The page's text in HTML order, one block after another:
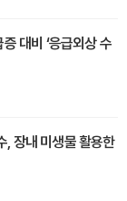
대비 ‘응급외상 수
, 장내 미생물 활용한